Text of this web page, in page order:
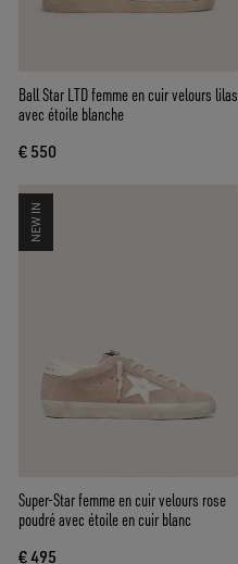
Ball Star LTD femme en cuir velours lilas
avec étoile blanche
€ 550
NEW IN
Super-Star femme en cuir velours rose
poudré avec étoile en cuir blanc
€ 495